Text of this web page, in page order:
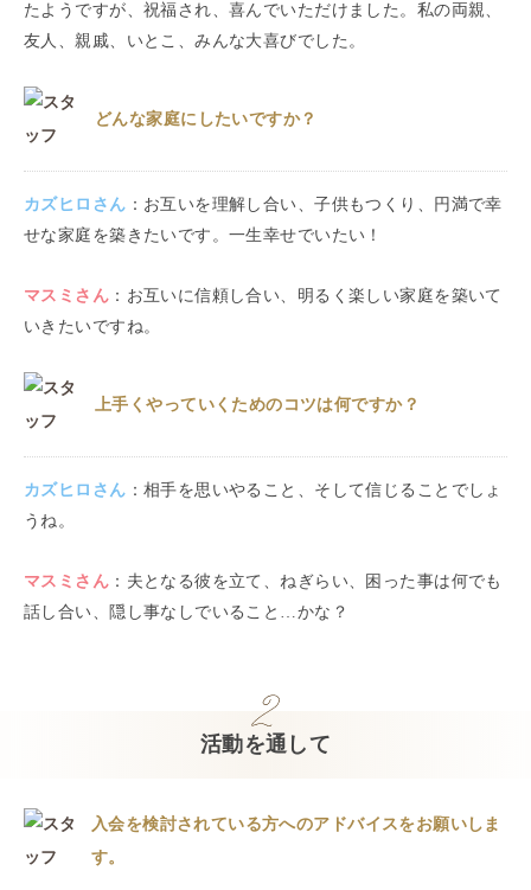
たようですが、祝福され、喜んでいただけました。私の両親、
友人、親戚、いとこ、みんな大喜びでした。
どんな家庭にしたいですか？
カズヒロ さん ： お互いを理解し合い、子供もつくり、円満で幸
せな家庭を築きたいです。一生幸せでいたい！
マスミ さん ： お互いに信頼し合い、明るく楽しい家庭を築いて
いきたいですね。
上手くやっていくためのコツは何ですか？
カズヒロ さん ： 相手を思いやること、そして信じることでしょ
うね。
マスミ さん ： 夫となる彼を立て、ねぎらい、困った事は何でも
話し合い、隠し事なしでいること…かな？
活動を通して
入会を検討されている方へのアドバイスをお願いしま
す。